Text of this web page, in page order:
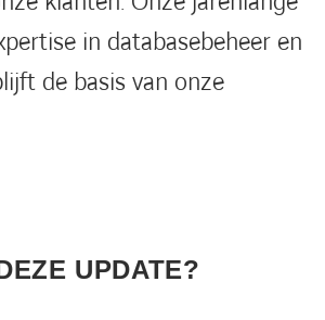
in databasebeheer en
de basis van onze
UPDATE?